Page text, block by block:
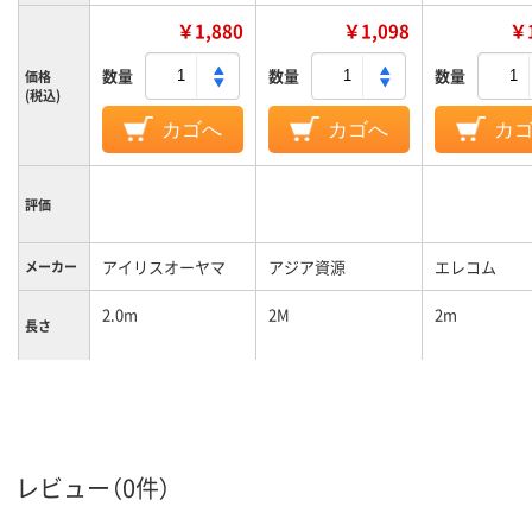
価格
(税込)
￥1,880
数量
カゴへ
￥1,098
数量
カゴへ
数量
カ
評価
メーカー アイリスオーヤマ アジア資源 エレコム
長さ 2.0m 2M 2m
カラーグ
ブラック系
レビュー（0件）